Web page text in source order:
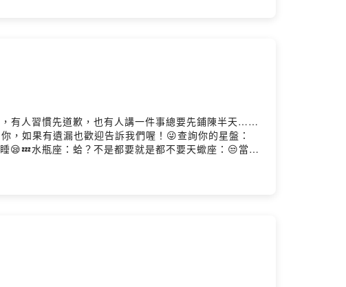
有人習慣先道歉，也有人講一件事總要先鋪陳半天……
，如果有遺漏也歡迎告訴我們喔！😜查詢你的星盤：
水瓶座：蛤？不是都要就是都不要天蠍座：😒當巨